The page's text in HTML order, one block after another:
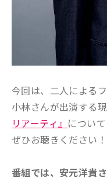
今回は、二人による
小林さんが出演する
リアーティ』 につい
ぜひお聴きください！
番組では、安元洋貴